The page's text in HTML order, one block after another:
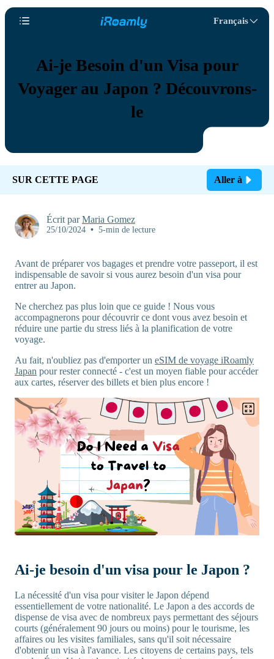
Français
Ai-je Besoin d'un Visa pour
Voyager au Japon ? Découvrons-
le
SUR CETTE PAGE Aller à
Écrit parMaria Gomez
25/10/2024 • 5-min de lecture
Avant de préparer vos bagages et prendre votre passeport, il est
indispensable de savoir si vous aurez besoin d'un visa pour
entrer au Japon.
Ne cherchez pas plus loin que ce guide ! Nous vous
accompagnerons pour découvrir ce dont vous avez besoin et
réduire une partie du stress liés à la planification de votre
voyage.
Au fait, n'oubliez pas d'emporter un eSIM de voyage iRoamly
Japan pour rester connecté - c'est un moyen fiable pour accéder
aux cartes, réserver des billets et bien plus encore !
Ai-je besoin d'un visa pour le Japon ?
La nécessité d'un visa pour visiter le Japon dépend
essentiellement de votre nationalité. Le Japon a des accords de
dispense de visa avec de nombreux pays permettant des séjours
courts (généralement 90 jours ou moins) pour le tourisme, les
affaires ou les visites familiales, sans qu'il soit nécessaire
d'obtenir un visa à l'avance. Les citoyens de certains pays, tels